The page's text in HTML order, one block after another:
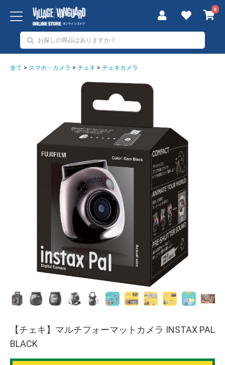
0
全て > スマホ・カメラ > チェキ > チェキカメラ
【チェキ】マルチフォーマットカメラ INSTAX PAL
BLACK